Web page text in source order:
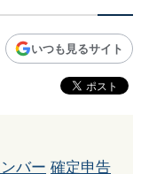
いつも見るサイト
バー 確定申告